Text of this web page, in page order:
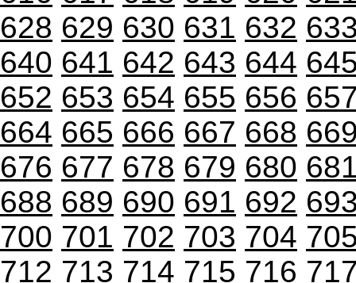
628 629 630 631 632
640 641 642 643 644
652 653 654 655 656
664 665 666 667 668
676 677 678 679 680
688 689 690 691 692
700 701 702 703 704
712 713 714 715 716